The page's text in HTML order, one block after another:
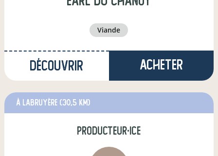
viande
Découvrir Acheter
à Labruyère (30,5 km)
producteur·ice